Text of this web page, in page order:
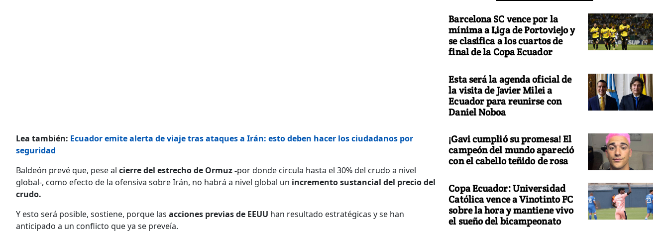
Lea también: Ecuador emite alerta de viaje tras ataques a Irán: esto deben hacer los ciudadanos por
seguridad
Baldeón prevé que, pese al cierre del estrecho de Ormuz -por donde circula hasta el 30% del crudo a nivel
global-, como efecto de la ofensiva sobre Irán, no habrá a nivel global un incremento sustancial del precio del
crudo.
Y esto será posible, sostiene, porque las acciones previas de EEUU han resultado estratégicas y se han
anticipado a un conflicto que ya se preveía.
Barcelona SC vence por la
mínima a Liga de Portoviejo y
se clasifica a los cuartos de
final de la Copa Ecuador
Esta será la agenda oficial de
la visita de Javier Milei a
Ecuador para reunirse con
Daniel Noboa
¡Gavi cumplió su promesa! El
campeón del mundo apareció
con el cabello teñido de rosa
Copa Ecuador: Universidad
Católica vence a Vinotinto FC
sobre la hora y mantiene vivo
el sueño del bicampeonato